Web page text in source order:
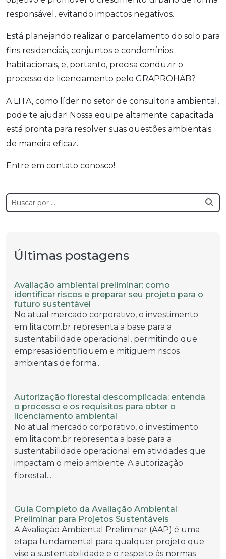
responsável, evitando impactos negativos.
Está planejando realizar o parcelamento do solo para
fins residenciais, conjuntos e condomínios
habitacionais, e, portanto, precisa conduzir o
processo de licenciamento pelo GRAPROHAB?
A LITA, como líder no setor de consultoria ambiental,
pode te ajudar! Nossa equipe altamente capacitada
está pronta para resolver suas questões ambientais
de maneira eficaz.
Entre em contato conosco!
Últimas postagens
Avaliação ambiental preliminar: como
identificar riscos e preparar seu projeto para o
futuro sustentável
No atual mercado corporativo, o investimento
em lita.com.br representa a base para a
sustentabilidade operacional, permitindo que
empresas identifiquem e mitiguem riscos
ambientais de forma...
Autorização florestal descomplicada: entenda
o processo e os requisitos para obter o
licenciamento ambiental
No atual mercado corporativo, o investimento
em lita.com.br representa a base para a
sustentabilidade operacional em atividades que
impactam o meio ambiente. A autorização
florestal...
Guia Completo da Avaliação Ambiental
Preliminar para Projetos Sustentáveis
A Avaliação Ambiental Preliminar (AAP) é uma
etapa fundamental para qualquer projeto que
vise a sustentabilidade e o respeito às normas